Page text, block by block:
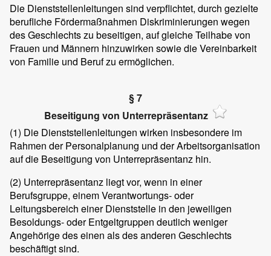
Die Dienststellenleitungen sind verpflichtet, durch gezielte
berufliche Fördermaßnahmen Diskriminierungen wegen
des Geschlechts zu beseitigen, auf gleiche Teilhabe von
Frauen und Männern hinzuwirken sowie die Vereinbarkeit
von Familie und Beruf zu ermöglichen.
§ 7
Beseitigung von Unterrepräsentanz
(1) Die Dienststellenleitungen wirken insbesondere im
Rahmen der Personalplanung und der Arbeitsorganisation
auf die Beseitigung von Unterrepräsentanz hin.
(2) Unterrepräsentanz liegt vor, wenn in einer
Berufsgruppe, einem Verantwortungs- oder
Leitungsbereich einer Dienststelle in den jeweiligen
Besoldungs- oder Entgeltgruppen deutlich weniger
Angehörige des einen als des anderen Geschlechts
beschäftigt sind.